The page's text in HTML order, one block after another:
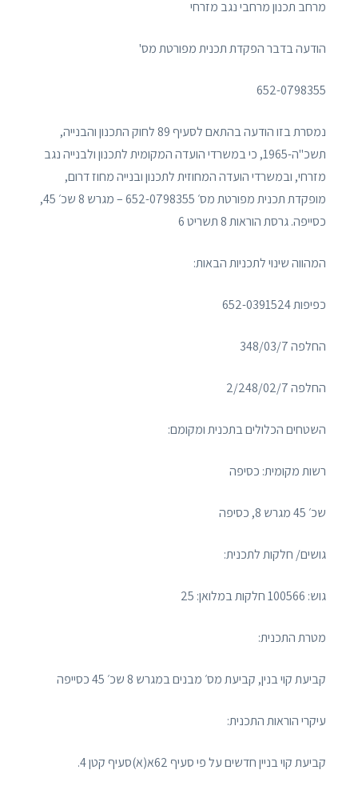
מרחב תכנון מרחבי נגב מזרחי
הודעה בדבר הפקדת תכנית מפורטת מס'
652-0798355
נמסרת בזו הודעה בהתאם לסעיף 89 לחוק התכנון והבנייה,
תשכ"ה-1965, כי במשרדי הועדה המקומית לתכנון ולבנייה נגב
מזרחי, ובמשרדי הועדה המחוזית לתכנון ובנייה מחוז דרום,
מופקדת תכנית מפורטת מס׳ 652-0798355 – מגרש 8 שכ׳ 45,
כסייפה. גרסת הוראות 8 תשריט 6
המהווה שינוי לתכניות הבאות:
כפיפות 652-0391524
החלפה 348/03/7
החלפה 2/248/02/7
השטחים הכלולים בתכנית ומקומם:
רשות מקומית: כסיפה
שכ׳ 45 מגרש 8, כסיפה
גושים/ חלקות לתכנית:
גוש: 100566 חלקות במלואן: 25
מטרת התכנית:
קביעת קוי בנין, קביעת מס׳ מבנים במגרש 8 שכ׳ 45 כסייפה
עיקרי הוראות התכנית:
קביעת קוי בניין חדשים על פי סעיף 62א(א)סעיף קטן 4.